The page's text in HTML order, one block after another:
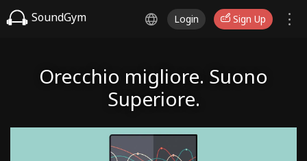
SoundGym Login Sign Up
Orecchio migliore. Suono
Superiore.